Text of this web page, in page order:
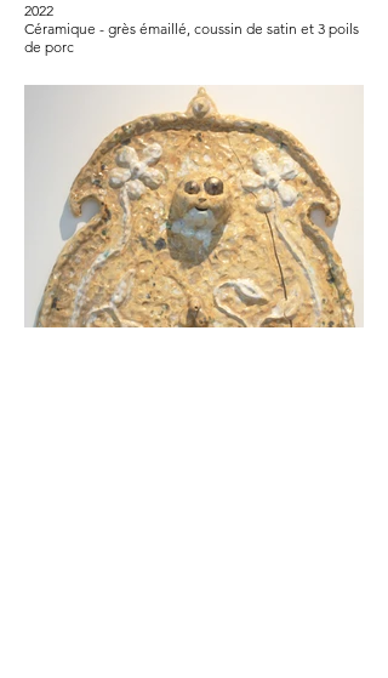
2022
Céramique - grès émaillé, coussin de satin et 3 poils
de porc